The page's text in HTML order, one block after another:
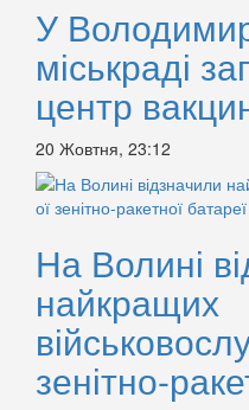
У
міськраді
центр
20 Жовтня, 23:12
На Волині
найкращих
зенітно-